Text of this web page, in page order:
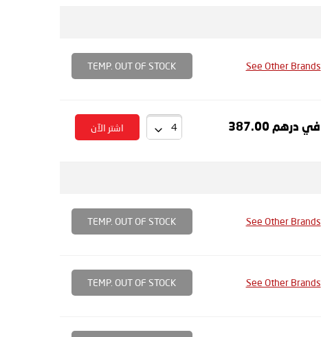
See Other Brands
TEMP. OUT OF STOCK
في درهم 387.00 اشتر الآن
See Other Brands
TEMP. OUT OF STOCK
See Other Brands
TEMP. OUT OF STOCK